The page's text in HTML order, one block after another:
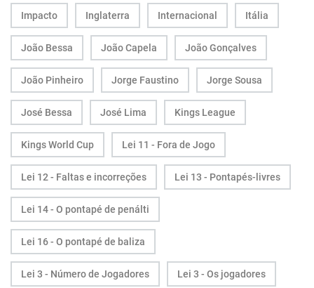
Impacto Inglaterra Internacional Itália
João Bessa João Capela João Gonçalves
João Pinheiro Jorge Faustino Jorge Sousa
José Bessa José Lima Kings League
Kings World Cup Lei 11 - Fora de Jogo
Lei 12 - Faltas e incorreções Lei 13 - Pontapés-livres
Lei 14 - O pontapé de penálti
Lei 16 - O pontapé de baliza
Lei 3 - Número de Jogadores Lei 3 - Os jogadores